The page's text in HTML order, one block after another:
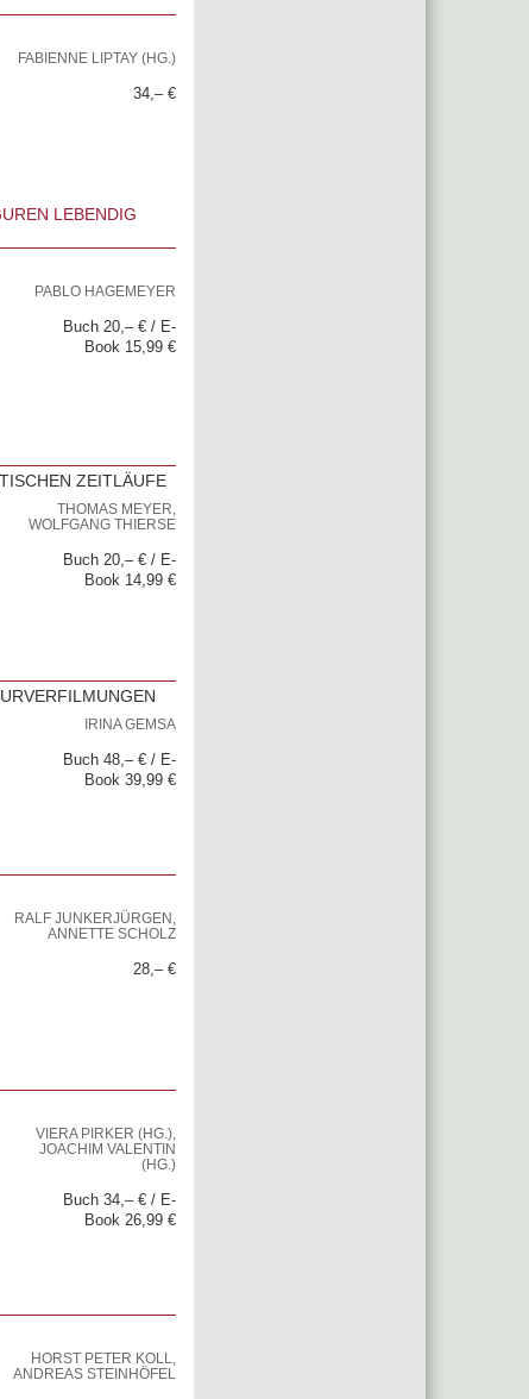
FABIENNE LIPTAY (HG.)
34,– €
LEBENDIG
PABLO HAGEMEYER
Buch 20,– € / E-
Book 15,99 €
ZEITLÄUFE
THOMAS MEYER,
WOLFGANG THIERSE
Buch 20,– € / E-
Book 14,99 €
IRINA GEMSA
Buch 48,– € / E-
Book 39,99 €
RALF JUNKERJÜRGEN,
ANNETTE SCHOLZ
28,– €
VIERA PIRKER (HG.),
JOACHIM VALENTIN
(HG.)
Buch 34,– € / E-
Book 26,99 €
HORST PETER KOLL,
ANDREAS STEINHÖFEL